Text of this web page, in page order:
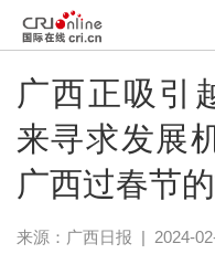
广西正吸引
来寻求发展
广西过春节
来源： 广西日报 | 2024-